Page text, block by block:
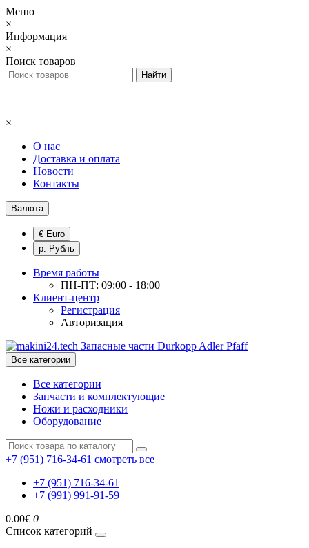
Меню
×
Информация
×
Поиск товаров
×
О нас
Доставка и оплата
Новости
Контакты
Валюта
€ Euro
р. Рубль
Время работы
ПН-ПТ: 09:00 - 18:00
Клиент-центр
Регистрация
Авторизация
Все категории
Все категории
Запчасти и комплектующие
Ножи и расходники
Оборудование
+7 (951) 716-34-61 смотреть все
+7 (951) 716-34-61
+7 (991) 991-91-59
0.00€ 0
Список категорий